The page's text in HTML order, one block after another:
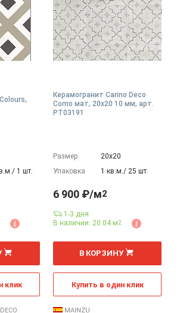
1 шт.
м
клик
Керамогранит Carino Deco
Como мат, 20x20 10 мм, арт.
PT03191
Размер
20х20
Упаковка
1 кв.м./ 25 шт.
6 900 ₽/м2
1-3 дня
В наличии: 20.04 м2
м
В КОРЗИНУ
Купить в один клик
MAINZU